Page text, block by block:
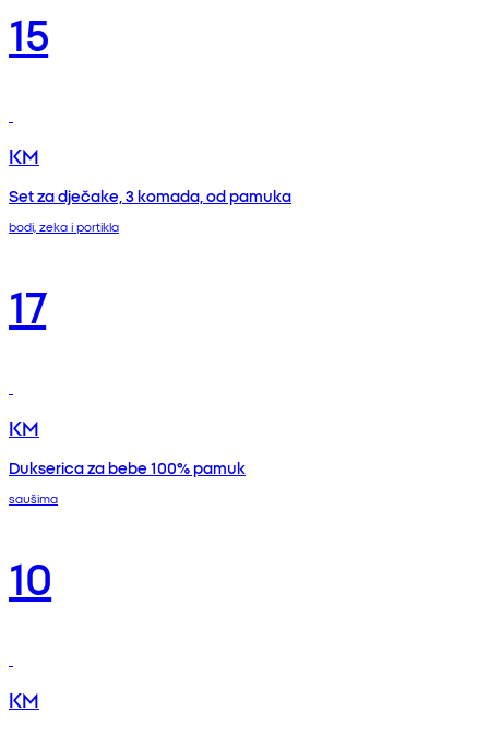
15
KM
Set za dječake, 3 komada, od pamuka
bodi, zeka i portikla
17
KM
Dukserica za bebe 100% pamuk
saušima
10
KM